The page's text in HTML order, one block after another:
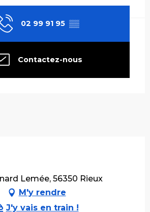
02 99 91 95 ▒▒
Contactez-nous
Lemée, 56350 Rieux
M'y rendre
J'y vais en train !